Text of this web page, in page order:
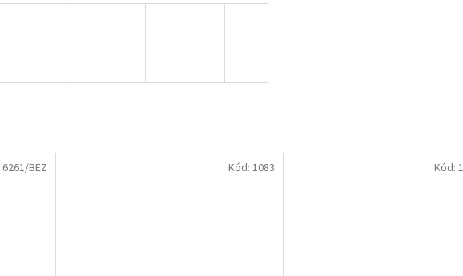
6261/BEZ Kód: 1083 Kód: